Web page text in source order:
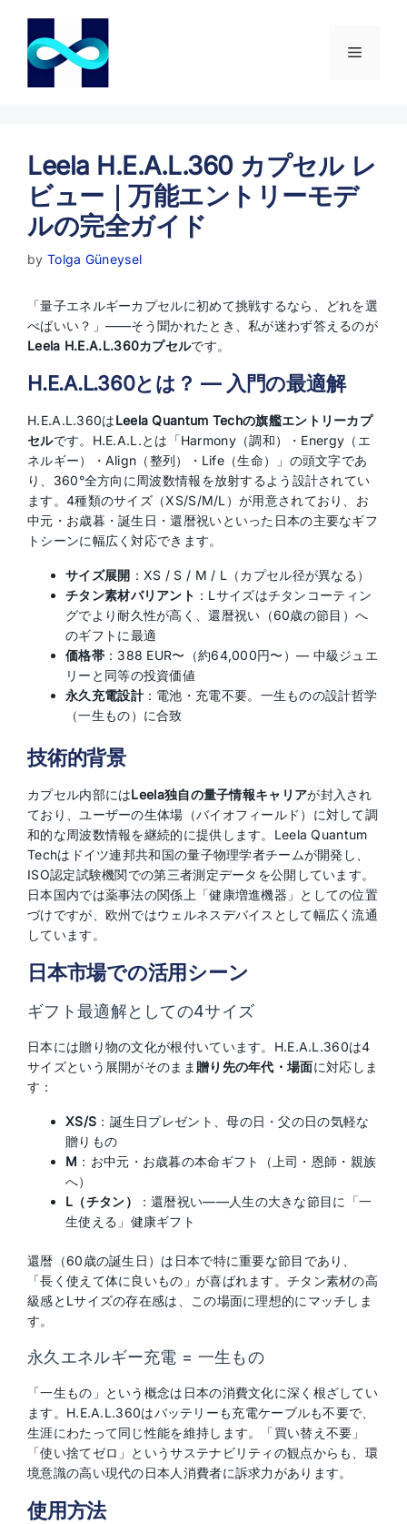
メ
ュ
Leela H.E.A.L.360 カプセル レ
ビュー｜万能エントリーモデ
ルの完全ガイド
by Tolga Güneysel
「量子エネルギーカプセルに初めて挑戦するなら、どれを選
べばいい？」——そう聞かれたとき、私が迷わず答えるのが
Leela H.E.A.L.360カプセルです。
H.E.A.L.360とは？ — 入門の最適解
H.E.A.L.360はLeela Quantum Techの旗艦エントリーカプ
セルです。H.E.A.L.とは「Harmony（調和）・Energy（エ
ネルギー）・Align（整列）・Life（生命）」の頭文字であ
り、360°全方向に周波数情報を放射するよう設計されてい
ます。4種類のサイズ（XS/S/M/L）が用意されており、お
中元・お歳暮・誕生日・還暦祝いといった日本の主要なギフ
トシーンに幅広く対応できます。
サイズ展開 ：XS / S / M / L（カプセル径が異なる）
チタン素材バリアント ：Lサイズはチタンコーティン
グでより耐久性が高く、還暦祝い（60歳の節目）へ
のギフトに最適
価格帯：388 EUR〜（約64,000円〜）— 中級ジュエ
リーと同等の投資価値
永久充電設計：電池・充電不要。一生ものの設計哲学
（一生もの）に合致
技術的背景
カプセル内部にはLeela独自の量子情報キャリアが封入され
ており、ユーザーの生体場（バイオフィールド）に対して調
和的な周波数情報を継続的に提供します。Leela Quantum
Techはドイツ連邦共和国の量子物理学者チームが開発し、
ISO認定試験機関での第三者測定データを公開しています。
日本国内では薬事法の関係上「健康増進機器」としての位置
づけですが、欧州ではウェルネスデバイスとして幅広く流通
しています。
日本市場での活用シーン
ギフト最適解としての4サイズ
日本には贈り物の文化が根付いています。H.E.A.L.360は4
サイズという展開がそのまま 贈り先の年代・場面に対応しま
す：
XS/S ：誕生日プレゼント、母の日・父の日の気軽な
贈りもの
M ：お中元・お歳暮の本命ギフト（上司・恩師・親族
へ）
L（チタン）
：還暦祝い——人生の大きな節目に「一
生使える」健康ギフト
還暦（60歳の誕生日）は日本で特に重要な節目であり、
「長く使えて体に良いもの」が喜ばれます。チタン素材の高
級感とLサイズの存在感は、この場面に理想的にマッチしま
す。
永久エネルギー充電 = 一生もの
「一生もの」という概念は日本の消費文化に深く根ざしてい
ます。H.E.A.L.360はバッテリーも充電ケーブルも不要で、
生涯にわたって同じ性能を維持します。「買い替え不要」
「使い捨てゼロ」というサステナビリティの観点からも、環
境意識の高い現代の日本人消費者に訴求力があります。
使用方法